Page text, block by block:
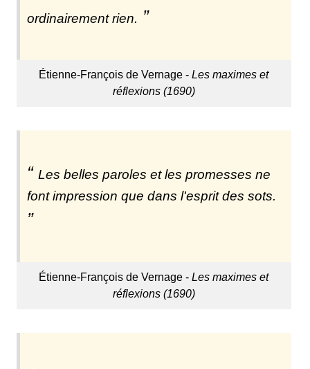
ordinairement rien.
Étienne-François de Vernage -Les maximes et
réflexions (1690)
Les belles paroles et les promesses ne
font impression que dans l'esprit des sots.
Étienne-François de Vernage -Les maximes et
réflexions (1690)